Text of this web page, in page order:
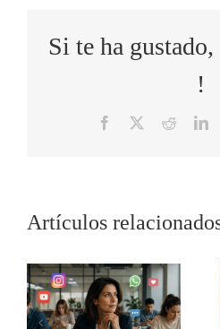
Si te ha
!
Facebook Reddit
ArtículosEl poder de
la
mediación